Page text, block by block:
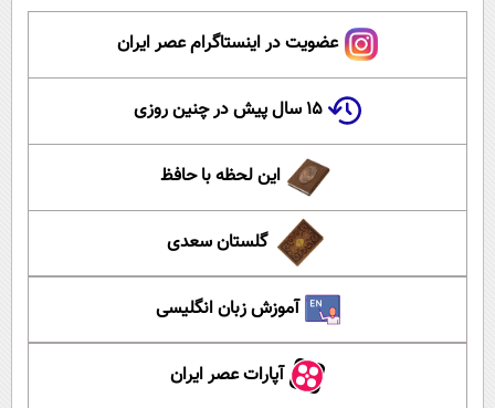
عضویت در اینستاگرام عصر ایران
۱۵ سال پیش در چنین روزی
این لحظه با حافظ
گلستان سعدی
آموزش زبان انگلیسی
آپارات عصر ایران